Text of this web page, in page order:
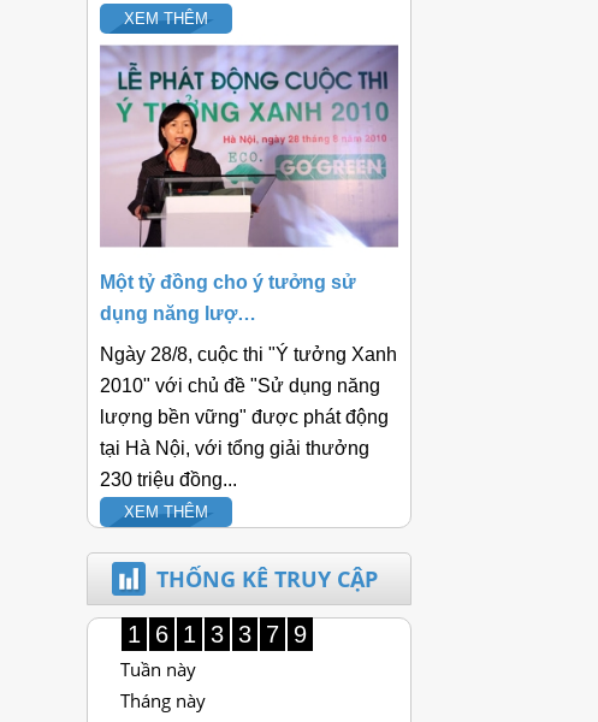
XEM THÊM
Một tỷ đồng cho ý tưởng sử
dụng năng lượ…
Ngày 28/8, cuộc thi "Ý tưởng Xanh
2010" với chủ đề "Sử dụng năng
lượng bền vững" được phát động
tại Hà Nội, với tổng giải thưởng
230 triệu đồng...
XEM THÊM
THỐNG KÊ TRUY CẬP
1 6 1 3 3 7 9
Tuần này
Tháng này